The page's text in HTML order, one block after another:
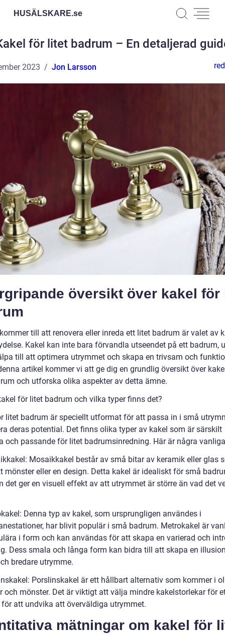
HUSÄLSKARE.se
för litet badrum – En detaljerad
2023 Jon Larsson
översikt över kakel för
till att renovera eller inreda ett litet badrum är valet av
Kakel kan inte bara förvandla utseendet på ett badrum,
till att optimera utrymmet och skapa en trivsam och
artikel kommer vi att ge dig en grundlig översikt över
och utforska olika aspekter av detta ämne.
för litet badrum och vilka typer finns det?
litet badrum är speciellt utformat för att passa in i små
deras potential. Det finns olika typer av kakel som är särskilt
och passande för litet badrumsinredning. Här är några
Mosaikkakel består av små bitar av keramik eller glas
mönster eller en design. Detta kakel är idealiskt för små
det ger en visuell effekt av att utrymmet är större än vad det
Denna typ av kakel, som ursprungligen användes i
har blivit populär i små badrum. Metrokakel är
i form och kan användas för att skapa en varierad och
Dess smala och långa form kan bidra till att skapa en
bredare utrymme.
Porslinskakel är ett hållbart alternativ som kommer i
och mönster. Det är viktigt att välja mindre kakelstorlekar för
att undvika att överväldiga utrymmet.
mätningar om kakel för